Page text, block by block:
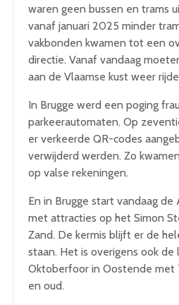
waren geen bussen en trams
vanaf januari 2025 minder
vakbonden kwamen tot een
directie. Vanaf vandaag
aan de Vlaamse kust weer
In Brugge werd een poging
parkeerautomaten. Op
er verkeerde QR-codes
verwijderd werden. Zo
op valse rekeningen.
En in Brugge start vandaag
met attracties op het Simon
Zand. De kermis blijft er de
staan. Het is overigens ook
Oktoberfoor in Oostende met
en oud.